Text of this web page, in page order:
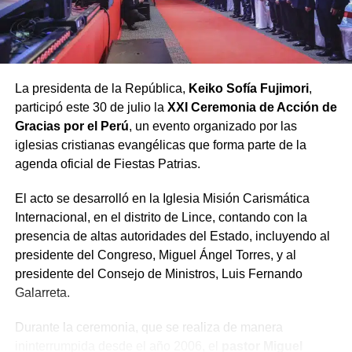
venta de sentencias judiciales y actos de corrupción
ciudadana.
anhelada reconciliación en un país «herido y dividido»,
es imperativo realizar dos renuncias:
Renunciar a la
calificó como el «virus
del poder», yrenunciar
a la «acusación
crónica», considerada
La presidenta de la República, Keiko Sofía Fujimori,
participó este 30 de julio la XXI Ceremonia de Acción de
Gracias por el Perú, un evento organizado por las
iglesias cristianas evangélicas que forma parte de la
agenda oficial de Fiestas Patrias.
El acto se desarrolló en la Iglesia Misión Carismática
Internacional, en el distrito de Lince, contando con la
presencia de altas autoridades del Estado, incluyendo al
presidente del Congreso, Miguel Ángel Torres, y al
presidente del Consejo de Ministros, Luis Fernando
Galarreta.
Durante la ceremonia, que se realiza de manera